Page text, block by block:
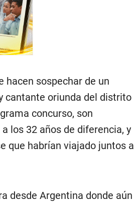
hacen sospechar de un
cantante oriunda del distrito
concurso, son
los 32 años de diferencia, y
que habrían viajado juntos a
desde Argentina donde aún